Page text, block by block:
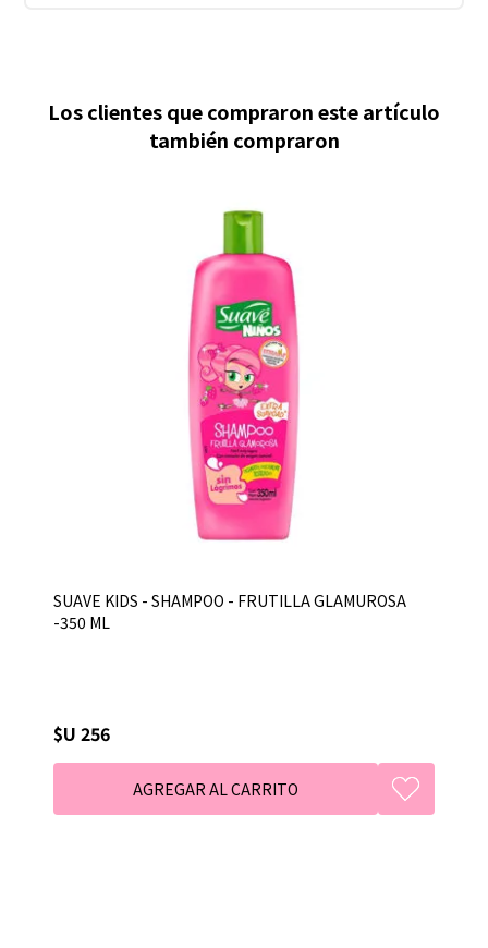
Los clientes que compraron este artículo
también compraron
SUAVE KIDS - SHAMPOO - FRUTILLA GLAMUROSA
-350 ML
$U 256